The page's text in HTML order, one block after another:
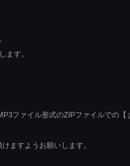
ます。
ファイル形式のZIPファイルでの【
ますようお願いします。